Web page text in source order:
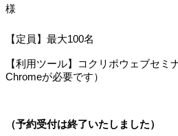
様
【定員】最大100名
【利用ツール】コクリポウェブセミ
Chromeが必要です）
（予約受付は終了いたしました）